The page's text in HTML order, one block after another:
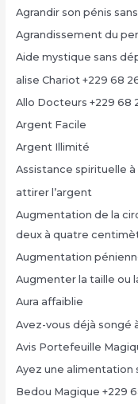
Agrandir son pénis
Agrandissement du
Aide mystique sans
alise Chariot +229 68
Allo Docteurs +229 68
Argent Facile
Argent Illimité
Assistance spirituelle
attirer l’argent
Augmentation de la
deux à quatre
Augmentation
Augmenter la taille ou
Aura affaiblie
Avez-vous déjà songé
Avis Portefeuille
Ayez une alimentation
Bedou Magique +229